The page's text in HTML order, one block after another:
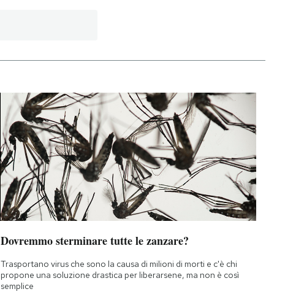
Dovremmo sterminare tutte le zanzare?
Trasportano virus che sono la causa di milioni di morti e c'è chi
propone una soluzione drastica per liberarsene, ma non è così
semplice